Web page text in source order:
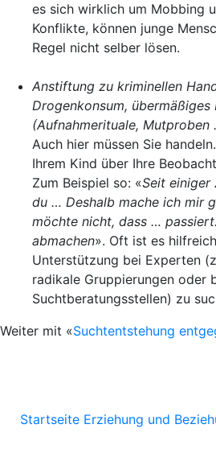
es sich wirklich um Mobbing
Konflikte, können junge
Regel nicht selber lösen.
Anstiftung zu kriminellen
Drogenkonsum, übermäßiges
(Aufnahmerituale, Mutproben
Auch hier müssen Sie
Ihrem Kind über Ihre
Zum Beispiel so: «Seit einiger
du … Deshalb mache ich mir
möchte nicht, dass …
abmachen». Oft ist es
Unterstützung bei Experten
radikale Gruppierungen oder
Suchtberatungsstellen) zu
Weiter mit «Suchtentstehung
Startseite Erziehung und